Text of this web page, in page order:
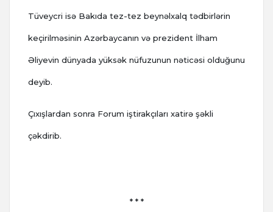
Tüveycri isə Bakıda tez-tez beynəlxalq tədbirlərin
keçirilməsinin Azərbaycanın və prezident İlham
Əliyevin dünyada yüksək nüfuzunun nəticəsi olduğunu
deyib.
Çıxışlardan sonra Forum iştirakçıları xatirə şəkli
çəkdirib.
* * *